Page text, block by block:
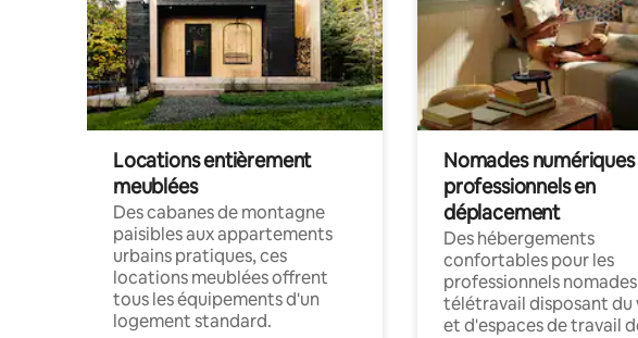
Locations entièrement
meublées
Des cabanes de montagne
paisibles aux appartements
urbains pratiques, ces
locations meublées offrent
tous les équipements d'un
logement standard.
Nomades
professionnels en
déplacement
Des hébergements
confortables pour les
professionnels
télétravail disposant du
et d'espaces de travail